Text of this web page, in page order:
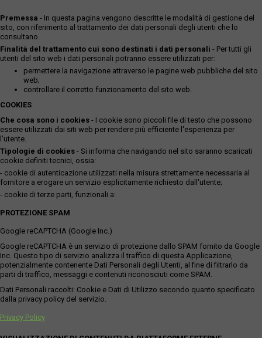
Premessa - In questa pagina vengono descritte le modalità di gestione del
sito, con riferimento al trattamento dei dati personali degli utenti che lo
consultano.
Finalità del trattamento cui sono destinati i dati personali - Per tutti gli
utenti del sito web i dati personali potranno essere utilizzati per:
permettere la navigazione attraverso le pagine web pubbliche del sito
web;
controllare il corretto funzionamento del sito web.
COOKIES
Che cosa sono i cookies - I cookie sono piccoli file di testo che possono
essere utilizzati dai siti web per rendere più efficiente l'esperienza per
l'utente.
Tipologie di cookies - Si informa che navigando nel sito saranno scaricati
cookie definiti tecnici, ossia:
- cookie di autenticazione utilizzati nella misura strettamente necessaria al
fornitore a erogare un servizio esplicitamente richiesto dall'utente;
- cookie di terze parti, funzionali a:
PROTEZIONE SPAM
Google reCAPTCHA (Google Inc.)
Google reCAPTCHA è un servizio di protezione dallo SPAM fornito da Google
Inc. Questo tipo di servizio analizza il traffico di questa Applicazione,
potenzialmente contenente Dati Personali degli Utenti, al fine di filtrarlo da
parti di traffico, messaggi e contenuti riconosciuti come SPAM.
Dati Personali raccolti: Cookie e Dati di Utilizzo secondo quanto specificato
dalla privacy policy del servizio.
Privacy Policy